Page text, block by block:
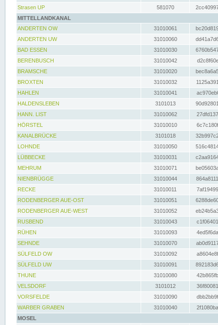
Strasen UP
581070
MITTELLANDKANAL
ANDERTEN OW
31010061
ANDERTEN UW
31010060
BAD ESSEN
31010030
BERENBUSCH
31010042
BRAMSCHE
31010020
BROXTEN
31010032
HAHLEN
31010041
HALDENSLEBEN
3101013
HANN. LIST
31010062
HÖRSTEL
31010010
KANALBRÜCKE
3101018
LOHNDE
31010050
LÜBBECKE
31010031
MEHRUM
31010071
NIENBRÜGGE
31010044
RECKE
31010011
RODENBERGER AUE-OST
31010051
RODENBERGER AUE-WEST
31010052
RUSBEND
31010043
RÜHEN
31010093
SEHNDE
31010070
SÜLFELD OW
31010092
SÜLFELD UW
31010091
THUNE
31010080
VELSDORF
3101012
VORSFELDE
31010090
WARBER GRABEN
31010040
MOSEL